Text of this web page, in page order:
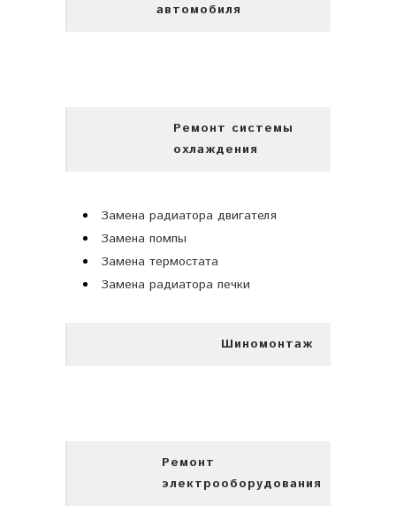
автомобиля
Ремонт системы
охлаждения
Замена радиатора двигателя
Замена помпы
Замена термостата
Замена радиатора печки
Шиномонтаж
Ремонт
электрооборудования